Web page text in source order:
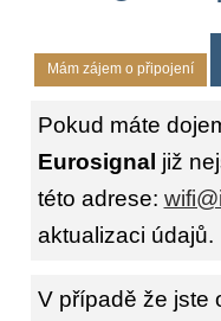
Mám zájem o připojení
Pokud máte
Eurosignal již
této adrese:
aktualizaci údajů.
V případě že jste